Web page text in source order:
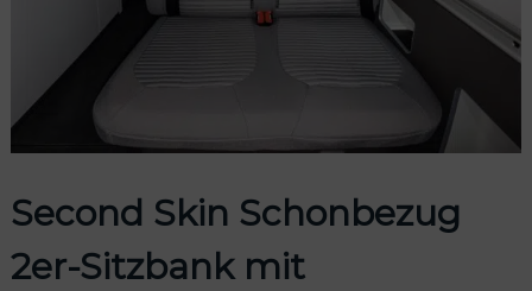
Second Skin Schonbezug
2er-Sitzbank mit